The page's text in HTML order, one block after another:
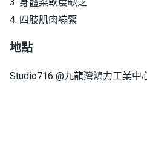
3. 身體柔軟度缺乏
4. 四肢肌肉繃緊
地點
Studio716 @九龍灣鴻力工業中